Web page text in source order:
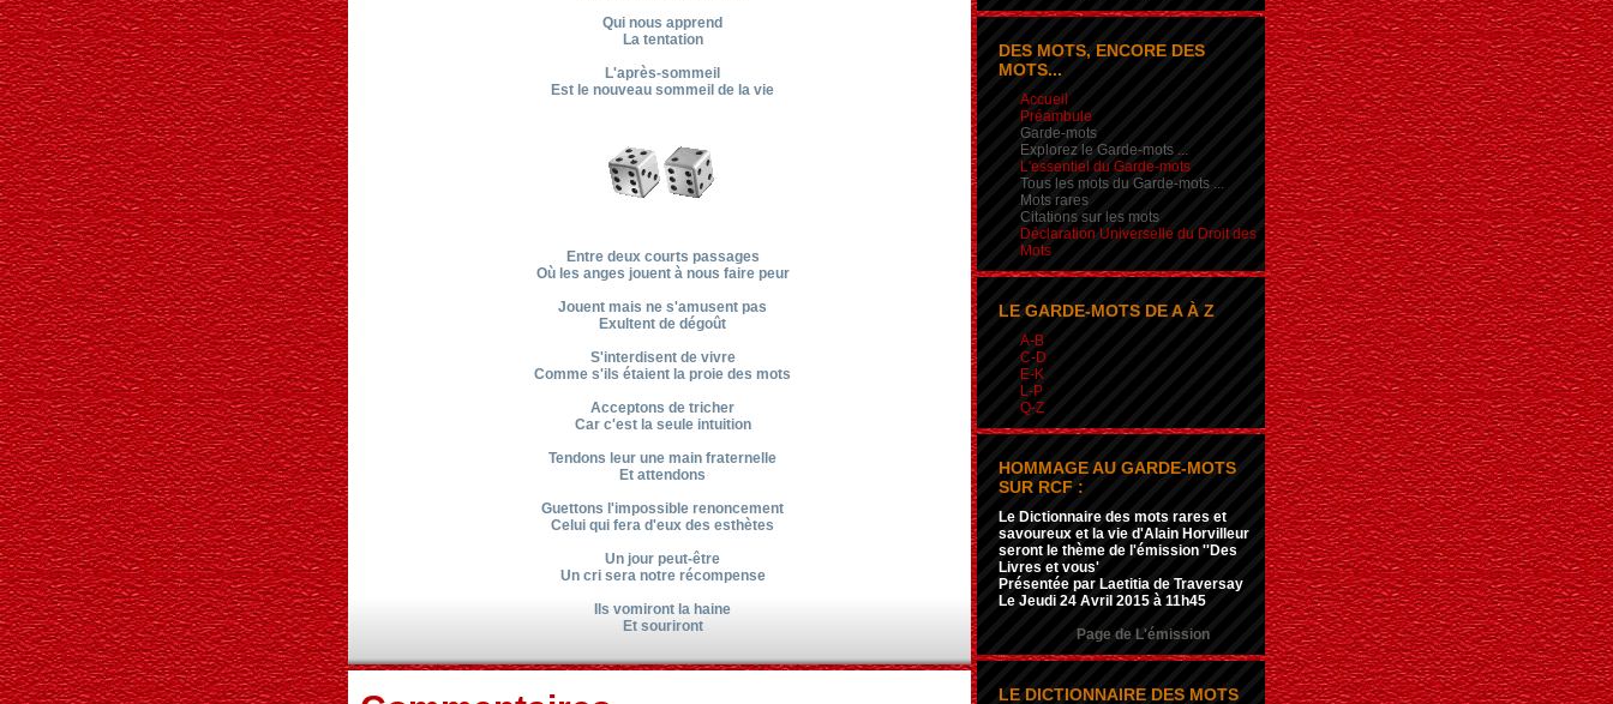
Qui nous apprend
La tentation
L'après-sommeil
Est le nouveau sommeil de la vie
Entre deux courts passages
Où les anges jouent à nous faire peur
Jouent mais ne s'amusent pas
Exultent de dégoût
S'interdisent de vivre
Comme s'ils étaient la proie des mots
Acceptons de tricher
Car c'est la seule intuition
Tendons leur une main fraternelle
Et attendons
Guettons l'impossible renoncement
Celui qui fera d'eux des esthètes
Un jour peut-être
Un cri sera notre récompense
Ils vomiront la haine
Et souriront
DES MOTS, ENCORE DES
MOTS...
Accueil
Préambule
Garde-mots
Explorez le Garde-mots ...
L'essentiel du Garde-mots
Tous les mots du Garde-mots ...
Mots rares
Citations sur les mots
Déclaration Universelle du Droit des
Mots
LE GARDE-MOTS DE A À Z
A-B
C-D
E-K
L-P
Q-Z
HOMMAGE AU GARDE-MOTS
SUR RCF :
Le Dictionnaire des mots rares et
savoureux et la vie d'Alain Horvilleur
seront le thème de l'émission ''Des
Livres et vous'
Présentée par Laetitia de Traversay
Le Jeudi 24 Avril 2015 à 11h45
Page de L'émission
LE DICTIONNAIRE DES MOTS